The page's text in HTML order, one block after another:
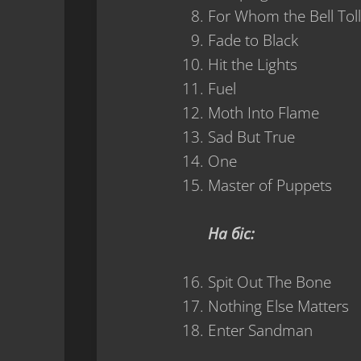
For Whom the Bell
Fade to Black
Hit the Lights
Fuel
Moth Into Flame
Sad But True
One
Master of Puppets
На біс:
Spit Out The Bone
Nothing Else Matters
Enter Sandman